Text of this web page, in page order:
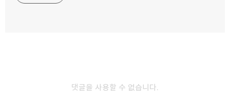
댓글을 사용할 수 없습니다.
위키백과의 정의를 빌어온자면 '컴퓨터 언어에서 클로저는 일급 객체